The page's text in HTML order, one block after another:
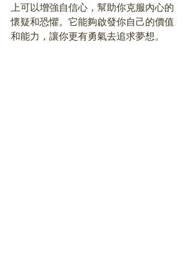
上可以增強自信心，幫助你克服內心的
懷疑和恐懼。它能夠啟發你自己的價值
和能力，讓你更有勇氣去追求夢想。